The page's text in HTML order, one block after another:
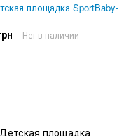
площадка SportBaby-
Нет в наличии